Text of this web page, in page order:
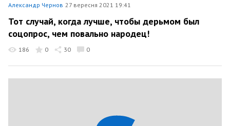
Александр Чернов 27 вересня 2021 19:41
Тот случай, когда лучше, чтобы дерьмом был
соцопрос, чем повально народец!
186 0 30 0